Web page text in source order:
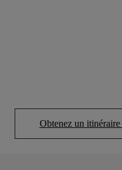
Obtenez un